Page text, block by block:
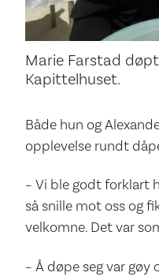
Marie Farstad
Kapittelhuset.
Både hun og
opplevelse rundt
– Vi ble godt forklart
så snille mot oss og
velkomne. Det var
– Å døpe seg var gøy